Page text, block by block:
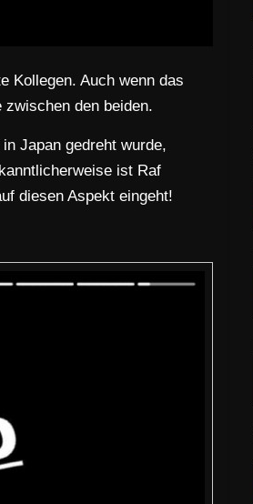
Kollegen. Auch wenn das
den beiden.
Japan gedreht wurde,
ist Raf
diesen Aspekt eingeht!